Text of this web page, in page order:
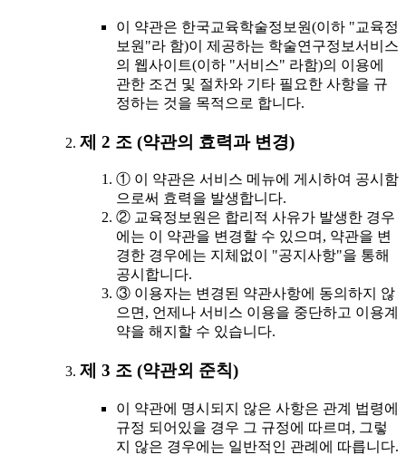
이 약관은 한국교육학술정보원(이하 "교육정
보원"라 함)이 제공하는 학술연구정보서비스
의 웹사이트(이하 "서비스" 라함)의 이용에
관한 조건 및 절차와 기타 필요한 사항을 규
정하는 것을 목적으로 합니다.
제 2 조 (약관의 효력과 변경)
① 이 약관은 서비스 메뉴에 게시하여 공시함
으로써 효력을 발생합니다.
② 교육정보원은 합리적 사유가 발생한 경우
에는 이 약관을 변경할 수 있으며, 약관을 변
경한 경우에는 지체없이 "공지사항"을 통해
공시합니다.
③ 이용자는 변경된 약관사항에 동의하지 않
으면, 언제나 서비스 이용을 중단하고 이용계
약을 해지할 수 있습니다.
제 3 조 (약관외 준칙)
이 약관에 명시되지 않은 사항은 관계 법령에
규정 되어있을 경우 그 규정에 따르며, 그렇
지 않은 경우에는 일반적인 관례에 따릅니다.